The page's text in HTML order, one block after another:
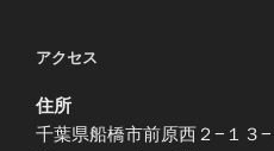
ン
アクセス
住所
千葉県船橋市前原